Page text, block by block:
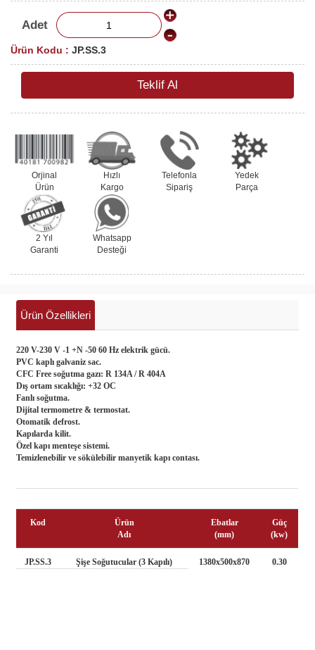
Adet
Ürün Kodu : JP.SS.3
Teklif Al
Orjinal
Ürün
Hızlı
Kargo
Telefonla
Sipariş
Yedek
Parça
2 Yıl
Garanti
Whatsapp
Desteği
Ürün Özellikleri
220 V-230 V -1 +N -50 60 Hz elektrik gücü.
PVC kaplı galvaniz sac.
CFC Free soğutma gazı: R 134A / R 404A
Dış ortam sıcaklığı: +32 OC
Fanlı soğutma.
Dijital termometre & termostat.
Otomatik defrost.
Kapılarda kilit.
Özel kapı menteşe sistemi.
Temizlenebilir ve sökülebilir manyetik kapı contası.
Kod
Ürün
Adı
Ebatlar
(mm)
Güç
(kw)
JP.SS.3 Şişe Soğutucular (3 Kapılı) 1380x500x870 0.30